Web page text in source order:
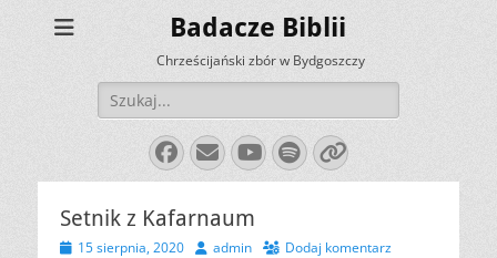
Badacze Biblii
Chrześcijański zbór w Bydgoszczy
Szukaj:
Facebook
E-
mail
YouTube
Spotify
Link
Setnik z Kafarnaum
Opublikowano
15 sierpnia, 2020 Autoradmin Dodaj komentarz